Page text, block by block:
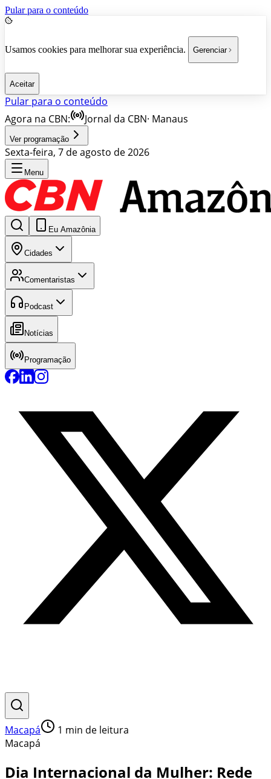
Pular para o conteúdo
Usamos cookies para melhorar sua experiência. Gerenciar
Aceitar
Pular para o conteúdo
Agora na CBN:
Jornal da CBN· Manaus
Ver programação
Sexta-feira, 7 de agosto de 2026
Menu
Eu Amazônia
Cidades
Comentaristas
Podcast
Notícias
Programação
Macapá 1 min de leitura
Macapá
Dia Internacional da Mulher: Rede